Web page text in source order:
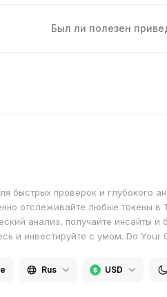
Был ли полезен
быстрых проверок и глубокого
отслеживайте любые токены в
анализ, получайте инсайты и
и инвестируйте с умом. Do Your
Rus USD